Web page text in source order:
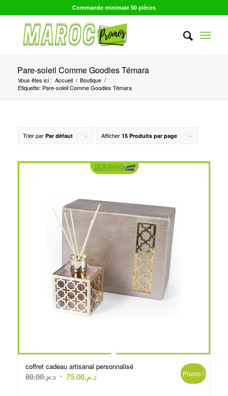
Commande minimale 50 pièces
Pare-soleil Comme Goodies Témara
Vous êtes ici : Accueil / Boutique /
Etiquette: Pare-soleil Comme Goodies Témara
Trier par Par défaut Afficher 15 Produits par page
coffret cadeau artisanal personnalisé
د.م.80.00
Le
د.م.75.00
Le
Promo !